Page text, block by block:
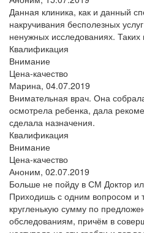
Данная клиника, как и данный
накручивания бесполезных
ненужных исследованиях. Таких
Квалификация
Внимание
Цена-качество
Марина, 04.07.2019
Внимательная врач. Она
осмотрела ребенка, дала
сделала назначения.
Квалификация
Внимание
Цена-качество
Аноним, 02.07.2019
Больше не пойду в СМ Доктор
Приходишь с одним вопросом и
кругленькую сумму по
обследованиям, причём в